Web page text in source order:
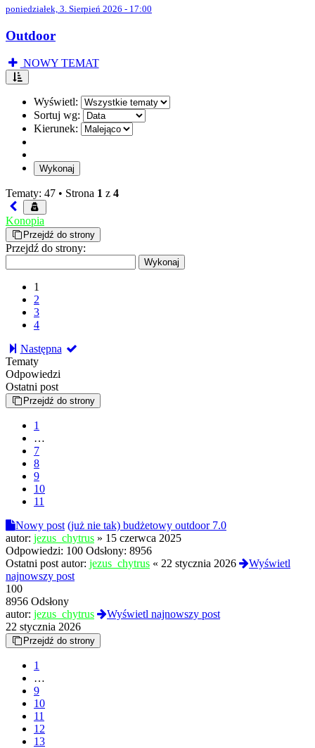
poniedziałek, 3. Sierpień 2026 - 17:00
Outdoor
NOWY TEMAT
Wyświetl:
Sortuj wg:
Kierunek:
Tematy: 47 • Strona 1 z 4
Konopia
Przejdź do strony
Przejdź do strony:
1
2
3
4
Następna
Tematy
Odpowiedzi
Ostatni post
Przejdź do strony
1
…
7
8
9
10
11
Nowy post (już nie tak) budżetowy outdoor 7.0
autor: jezus_chytrus » 15 czerwca 2025
Odpowiedzi: 100 Odsłony: 8956
Ostatni post autor: jezus_chytrus « 22 stycznia 2026
Wyświetl
najnowszy post
100
8956 Odsłony
autor: jezus_chytrus
Wyświetl najnowszy post
22 stycznia 2026
Przejdź do strony
1
…
9
10
11
12
13